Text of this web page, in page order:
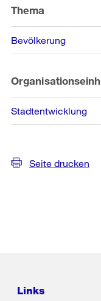
Informationen
Thema
Bevölkerung
Stadtentwicklung
Seite drucken
Links